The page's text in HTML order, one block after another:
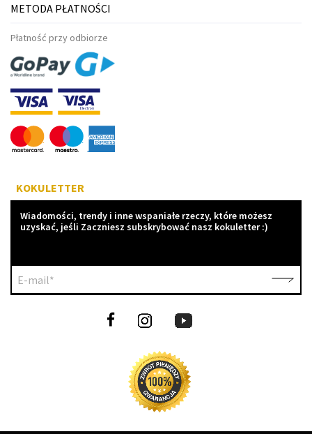
METODA PŁATNOŚCI
Płatność przy odbiorze
KOKULETTER
Wiadomości, trendy i inne wspaniałe rzeczy, które możesz
uzyskać, jeśli Zaczniesz subskrybować nasz kokuletter :)
E-mail*